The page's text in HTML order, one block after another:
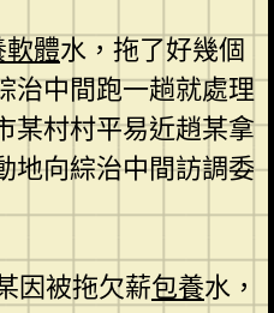
體水，拖了好幾個
治中間跑一趟就處理
某村村平易近趙某拿
地向綜治中間訪調委
因被拖欠薪包養水，